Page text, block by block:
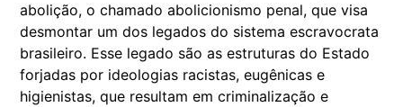
abolição, o chamado abolicionismo penal, que visa
desmontar um dos legados do sistema escravocrata
brasileiro. Esse legado são as estruturas do Estado
forjadas por ideologias racistas, eugênicas e
higienistas, que resultam em criminalização e